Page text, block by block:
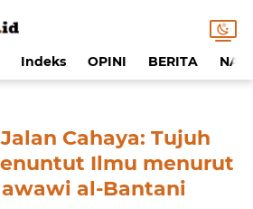
Indeks OPINI BERITA
Cahaya: Tujuh
Ilmu menurut
al-Bantani